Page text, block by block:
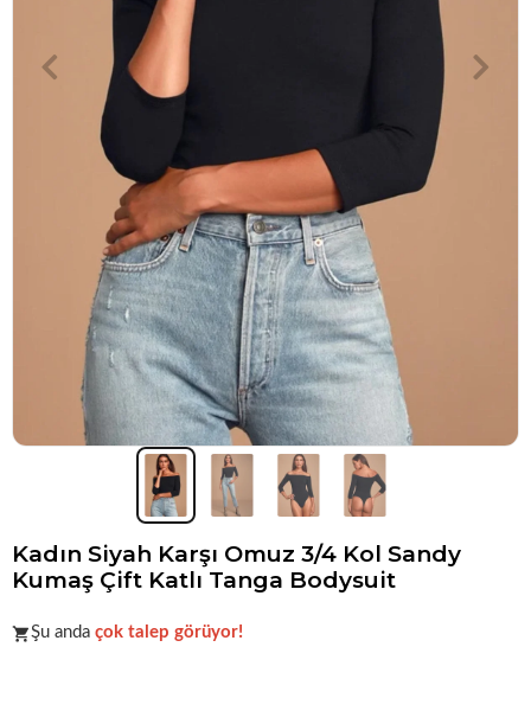
Kadın Siyah Karşı Omuz 3/4 Kol Sandy
Kumaş Çift Katlı Tanga Bodysuit
Popüler seçim! Gardırobunuz için harika bir tercih.
Şu anda çok talep görüyor!